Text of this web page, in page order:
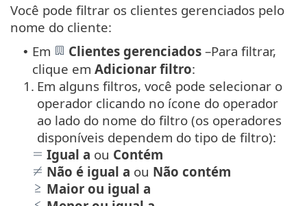
Você pode filtrar os clientes gerenciados pelo
nome do cliente:
• Em Clientes gerenciados –Para filtrar,
clique em Adicionar filtro:
1. Em alguns filtros, você pode selecionar o
operador clicando no ícone do operador
ao lado do nome do filtro (os operadores
disponíveis dependem do tipo de filtro):
Igual a ou Contém
Não é igual a ou Não contém
Maior ou igual a